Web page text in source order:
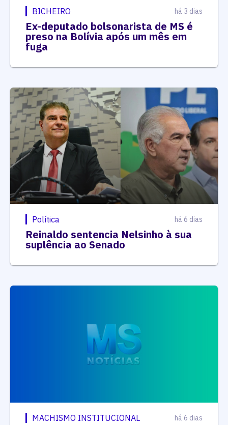
BICHEIRO há 3 dias
Ex-deputado bolsonarista de MS é
preso na Bolívia após um mês em
fuga
Política há 6 dias
Reinaldo sentencia Nelsinho à sua
suplência ao Senado
MACHISMO INSTITUCIONAL há 6 dias